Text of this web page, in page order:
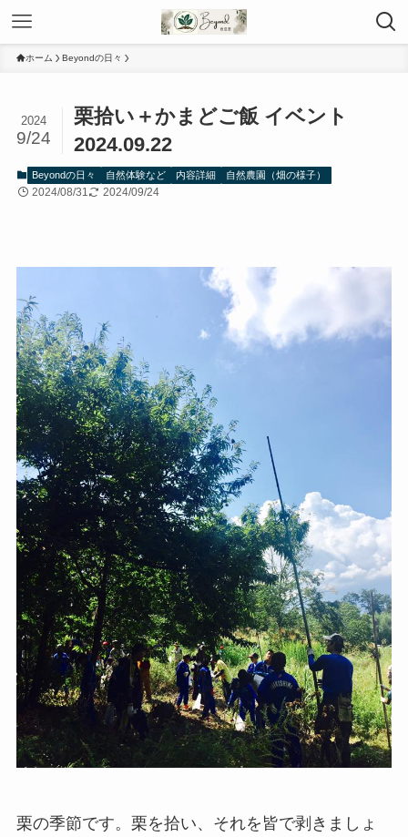
ホーム Beyondの日々
栗拾い＋かまどご飯 イベント
2024.09.22
2024
9/24
Beyondの日々 自然体験など 内容詳細 自然農園（畑の様子）
2024/08/31 2024/09/24
栗の季節です。栗を拾い、それを皆で剥きましょ